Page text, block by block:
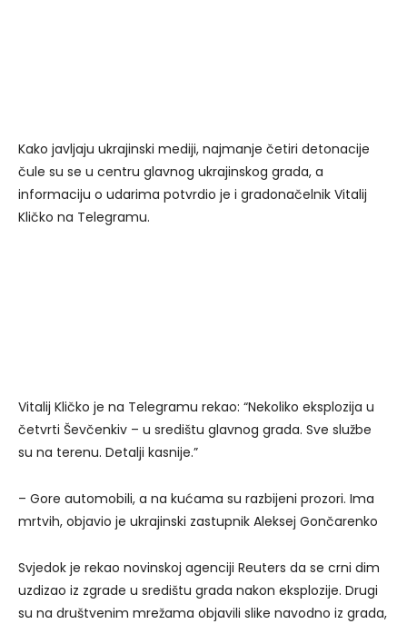
Kako javljaju ukrajinski mediji, najmanje četiri detonacije
čule su se u centru glavnog ukrajinskog grada, a
informaciju o udarima potvrdio je i gradonačelnik Vitalij
Kličko na Telegramu.
Vitalij Kličko je na Telegramu rekao: “Nekoliko eksplozija u
četvrti Ševčenkiv – u središtu glavnog grada. Sve službe
su na terenu. Detalji kasnije.”
– Gore automobili, a na kućama su razbijeni prozori. Ima
mrtvih, objavio je ukrajinski zastupnik Aleksej Gončarenko
Svjedok je rekao novinskoj agenciji Reuters da se crni dim
uzdizao iz zgrade u središtu grada nakon eksplozije. Drugi
su na društvenim mrežama objavili slike navodno iz grada,